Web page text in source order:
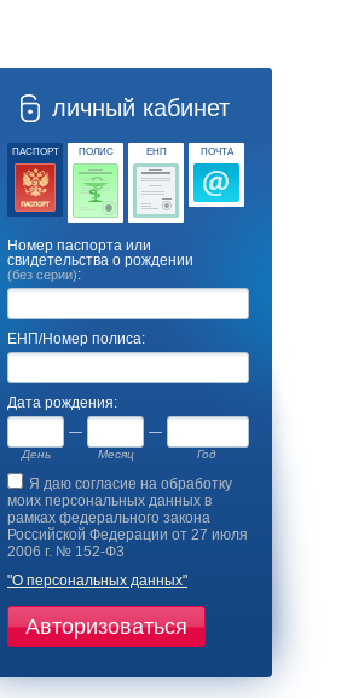
личный кабинет
ПАСПОРТ ПОЛИС ЕНП ПОЧТА
Номер паспорта или
свидетельства о рождении
(без серии):
ЕНП/Номер полиса:
Дата рождения:
День Месяц Год
Я даю согласие на обработку
моих персональных данных в
рамках федерального закона
Российской Федерации от 27 июля
2006 г. № 152-Ф3
"О персональных данных"